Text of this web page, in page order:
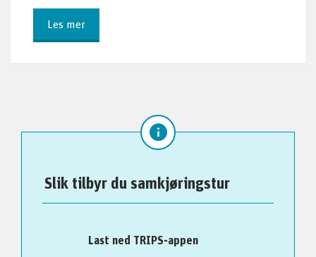
Les mer
Slik tilbyr du samkjøringstur
Last ned TRIPS-appen